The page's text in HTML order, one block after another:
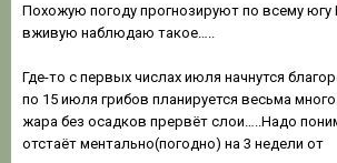
Похожую погоду прогнозируют по всему югу
вживую наблюдаю такое…..
Где-то с первых числах июля начнутся
по 15 июля грибов планируется весьма
жара без осадков прервёт слои…..Надо
отстаёт ментально(погодно) на 3 недели от